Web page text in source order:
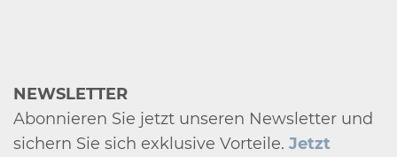
NEWSLETTER
Abonnieren Sie jetzt unseren Newsletter und
sichern Sie sich exklusive Vorteile. Jetzt